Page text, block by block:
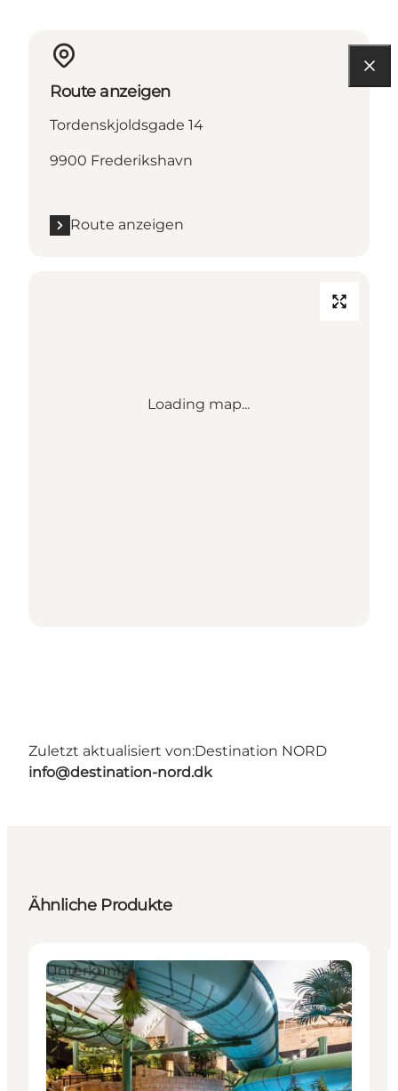
Route anzeigen
Tordenskjoldsgade 14
9900 Frederikshavn
Route anzeigen
Loading map...
Zuletzt aktualisiert von:Destination NORD
info@destination-nord.dk
Ähnliche Produkte
Unterkünfte